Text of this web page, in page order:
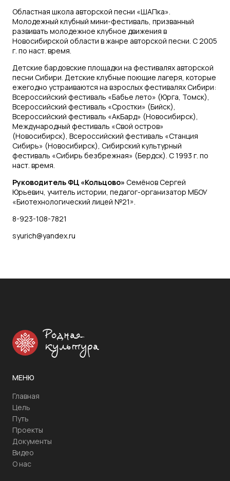
Областная школа авторской песни «ШАПка».
Молодежный клубный мини-фестиваль, призванный
развивать молодежное клубное движения в
Новосибирской области в жанре авторской песни. С 2005
г. по наст. время.
Детские бардовские площадки на фестивалях авторской
песни Сибири. Детские клубные поющие лагеря, которые
ежегодно устраиваются на взрослых фестивалях Сибири:
Всероссийский фестиваль «Бабье лето» (Юрга, Томск),
Всероссийский фестиваль «Сростки» (Бийск),
Всероссийский фестиваль «АкБард» (Новосибирск),
Международный фестиваль «Свой остров»
(Новосибирск), Всероссийский фестиваль «Станция
Сибирь» (Новосибирск), Сибирский культурный
фестиваль «Сибирь безбрежная» (Бердск). С 1993 г. по
наст. время.
Руководитель ФЦ «Кольцово» Семёнов Сергей
Юрьевич, учитель истории, педагог-организатор МБОУ
«Биотехнологический лицей №21».
8-923-108-7821
syurich@yandex.ru
Родная
культура
МЕНЮ
Главная
Цель
Путь
Проекты
Документы
Видео
О нас